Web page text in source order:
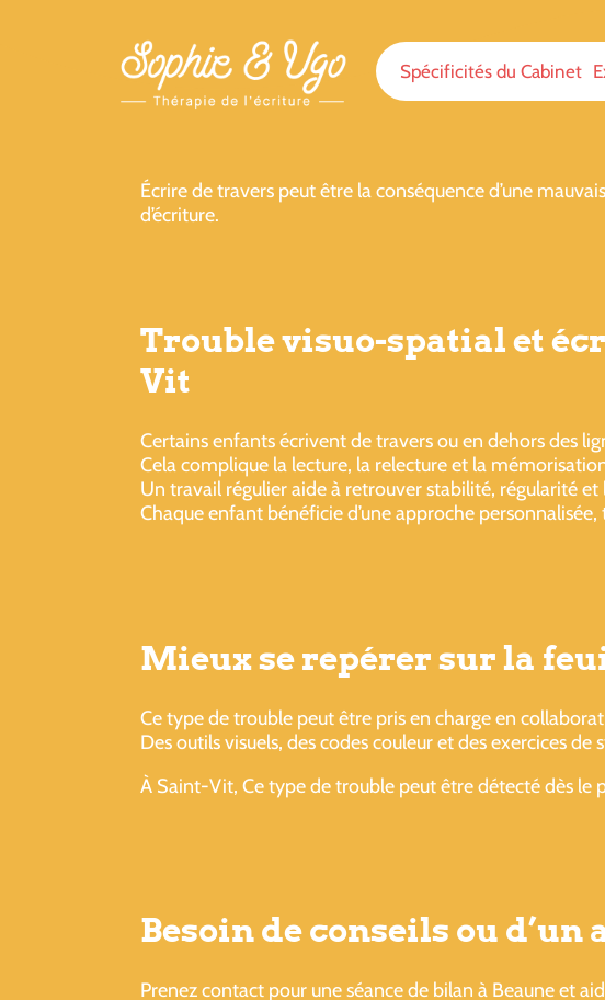
Spécificités du Cabinet
Écrire de travers peut être la conséquence d’une
d’écriture.
Trouble visuo-spatial et
Vit
Certains enfants écrivent de travers ou en dehors des
Cela complique la lecture, la relecture et la
Un travail régulier aide à retrouver stabilité, régularité et
Chaque enfant bénéficie d’une approche
Mieux se repérer sur la
Ce type de trouble peut être pris en charge en
Des outils visuels, des codes couleur et des exercices
À Saint-Vit, Ce type de trouble peut être détecté dès le
Besoin de conseils ou
Prenez contact pour une séance de bilan à Beaune et